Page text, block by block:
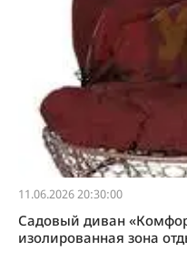
11.06.2026 20:30:00
Садовый диван
изолированная зона